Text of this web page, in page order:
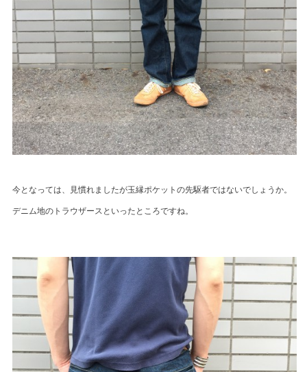
今となっては、見慣れましたが玉縁ポケットの先駆者ではないでしょうか。
デニム地のトラウザースといったところですね。